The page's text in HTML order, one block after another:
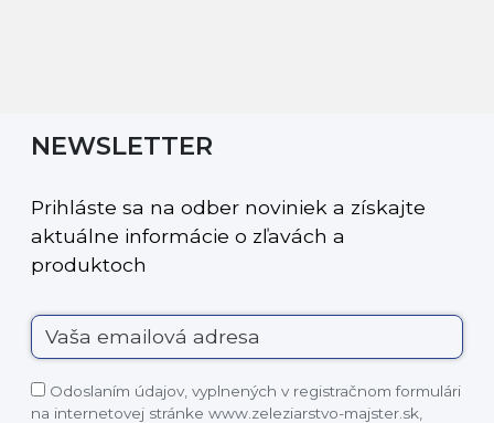
NEWSLETTER
Prihláste sa na odber noviniek a získajte
aktuálne informácie o zľavách a
produktoch
Odoslaním údajov, vyplnených v registračnom formulári
na internetovej stránke www.zeleziarstvo-majster.sk,